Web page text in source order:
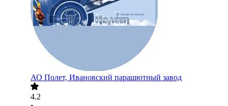
АО Полет, Ивановский парашютный завод
4.2